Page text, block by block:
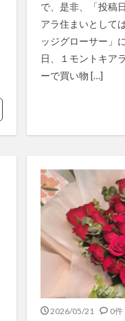
で、是非、「投稿
アラ住まいとして
ッジグローサー」
日、１モントキア
ーで買い物 […]
2026/05/21 0件